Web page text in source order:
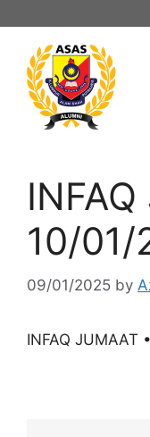
to
content
10/01/
09/01/2025 by
INFAQ JUMAAT